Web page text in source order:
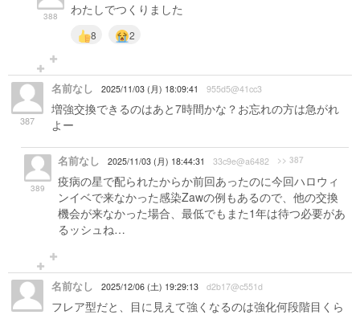
388 わたしでつくりました
8 2
387
名前なし 2025/11/03 (月) 18:09:41 955d5@41cc3
増強交換できるのはあと7時間かな？お忘れの方は急がれ
よー
389
名前なし 2025/11/03 (月) 18:44:31 33c9e@a6482 >> 387
疫病の星で配られたからか前回あったのに今回ハロウィ
ンイベで来なかった感染Zawの例もあるので、他の交換
機会が来なかった場合、最低でもまた1年は待つ必要があ
るッシュね…
名前なし 2025/12/06 (土) 19:29:13 d2b17@c551d
フレア型だと、目に見えて強くなるのは強化何段階目くら